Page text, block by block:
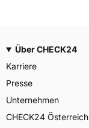
Über CHECK24
Karriere
Presse
Unternehmen
CHECK24 Österreich